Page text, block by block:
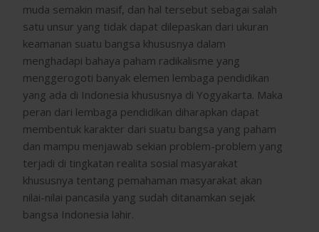
muda semakin masif, dan hal tersebut sebagai salah
satu unsur yang tidak dapat dilepaskan dari ukuran
keamanan suatu bangsa khususnya dalam
menghadapi bahaya paham radikalisme yang
menggerogoti banyak elemen lembaga pendidikan
yang ada di Indonesia khususnya di Yogyakarta. Maka
peran dari lembaga pendidikan diharapkan dapat
membentuk karakter dari suatu bangsa yang paham
dan mampu menjawab sekian problem-problem yang
terjadi di tingkatan realita sosial masyarakat
khususnya tentang pemahaman masyarakat akan
nilai-nilai pancasila yang sudah ditanamkan sejak
bangsa Indonesia lahir.